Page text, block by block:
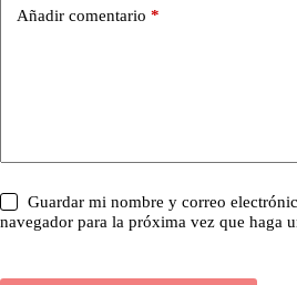
Añadir comentario *
Guardar mi nombre y correo
navegador para la próxima vez que haga